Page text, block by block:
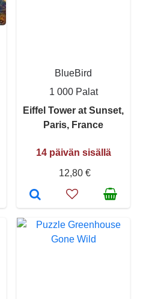
BlueBird
1 000 Palat
Eiffel Tower at Sunset,
Paris, France
14 päivän sisällä
12,80 €